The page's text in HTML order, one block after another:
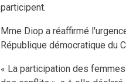
participent.
Mme Diop a réaffirmé
République démocratique du
« La participation des